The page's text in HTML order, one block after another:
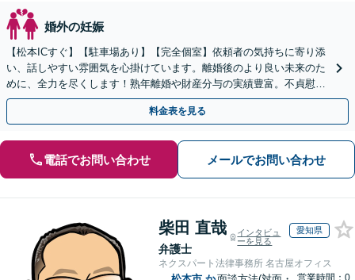
婚外の妊娠
【松本ICすぐ】【駐車場あり】【完全個室】依頼者の気持ちに寄り添
い、話しやすい雰囲気を心掛けています。離婚後のより良い未来のた
めに、全力を尽くします！熟年離婚や財産分与の実績豊富。不貞慰謝
料もお任せ下さい。
料金表を見る
電話でお問い合わせ メールでお問い合わせ
柴田 直哉
弁護士
インタビュ
ーを見る
愛知県
ネクスパート法律事務所 名古屋オフィス
営業時間：0